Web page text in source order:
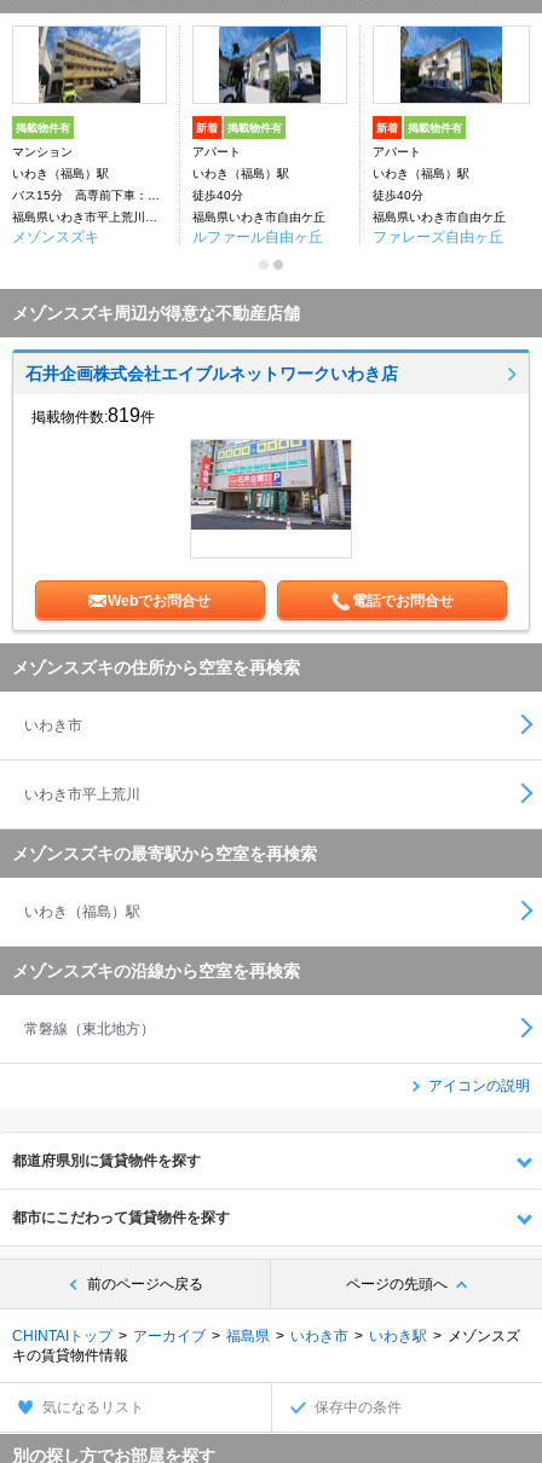
掲載物件有
マンション
いわき（福島）駅
バス15分 高専前下車：停歩1分
メゾンスズキ
新着 掲載物件有
アパート
いわき（福島）駅
徒歩40分
福島県いわき市自由ケ丘
ルファール自由ヶ丘
新着 掲載物件有
アパート
いわき（福島）駅
徒歩40分
福島県いわき市自由ケ丘
ファレーズ自由ヶ丘
メゾンスズキ周辺が得意な不動産店舗
石井企画株式会社エイブルネットワークいわき店
掲載物件数:819件
Webでお問合せ 電話でお問合せ
メゾンスズキの住所から空室を再検索
いわき市
いわき市平上荒川
メゾンスズキの最寄駅から空室を再検索
いわき（福島）駅
メゾンスズキの沿線から空室を再検索
常磐線（東北地方）
アイコンの説明
都道府県別に賃貸物件を探す
都市にこだわって賃貸物件を探す
前のページへ戻る ページの先頭へ
CHINTAIトップ アーカイブ 福島県 いわき市 いわき駅
メゾンスズ
キの賃貸物件情報
気になるリスト 保存中の条件
別の探し方でお部屋を探す